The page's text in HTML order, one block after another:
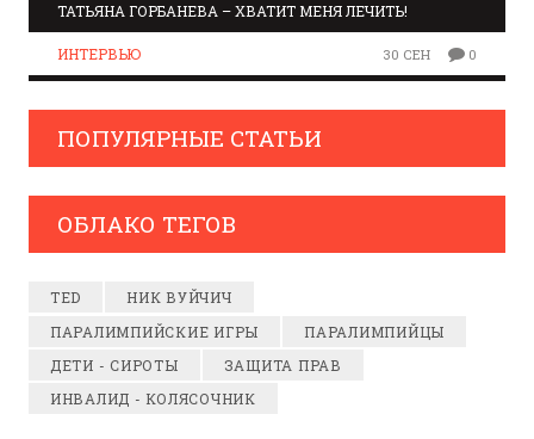
ТАТЬЯНА ГОРБАНЕВА – ХВАТИТ МЕНЯ ЛЕЧИТЬ!
ИНТЕРВЬЮ 30 СЕН 0
ПОПУЛЯРНЫЕ СТАТЬИ
ОБЛАКО ТЕГОВ
TED
НИК ВУЙЧИЧ
ПАРАЛИМПИЙСКИЕ ИГРЫ
ПАРАЛИМПИЙЦЫ
ДЕТИ - СИРОТЫ
ЗАЩИТА ПРАВ
ИНВАЛИД - КОЛЯСОЧНИК